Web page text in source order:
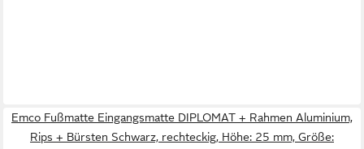
Emco Fußmatte Eingangsmatte DIPLOMAT + Rahmen Aluminium,
Rips + Bürsten Schwarz, rechteckig, Höhe: 25 mm, Größe: